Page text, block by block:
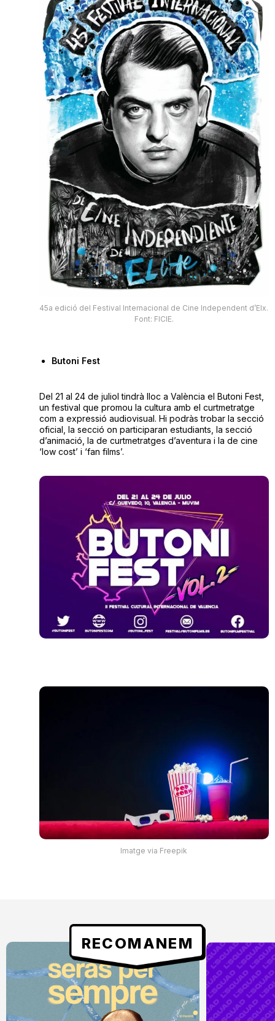
45a edició del Festival Internacional de Cine Independent d’Elx.
Font: FICIE.
Butoni Fest
Del 21 al 24 de juliol tindrà lloc a València el Butoni Fest,
un festival que promou la cultura amb el curtmetratge
com a expressió audiovisual. Hi podràs trobar la secció
oficial, la secció on participaran estudiants, la secció
d’animació, la de curtmetratges d’aventura i la de cine
‘low cost’ i ‘fan films’.
Imatge via Freepik
RECOMANEM